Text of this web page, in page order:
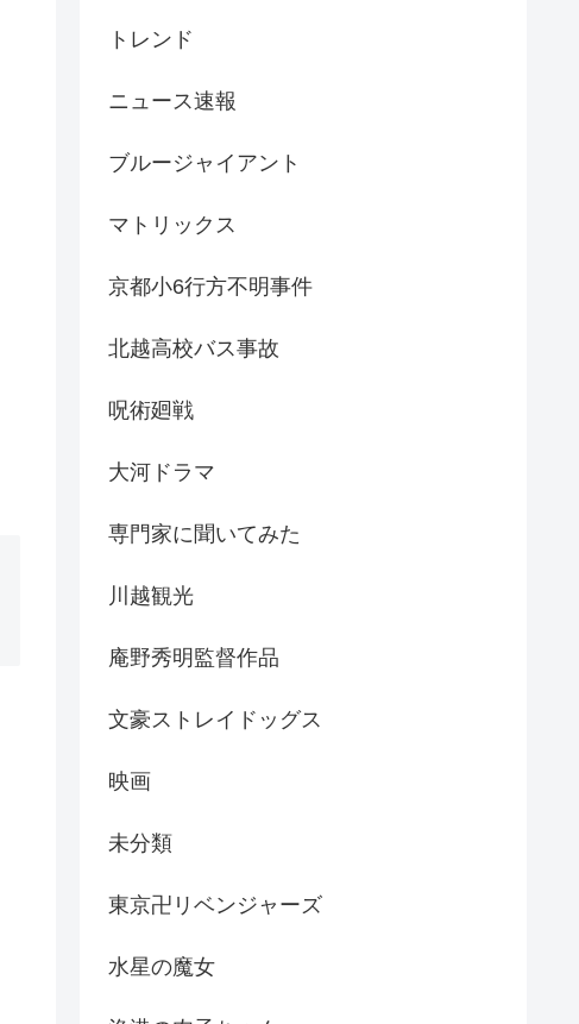
トレンド
ニュース速報
ブルージャイアント
マトリックス
京都小6行方不明事件
北越高校バス事故
呪術廻戦
大河ドラマ
専門家に聞いてみた
川越観光
庵野秀明監督作品
文豪ストレイドッグス
映画
未分類
東京卍リベンジャーズ
水星の魔女